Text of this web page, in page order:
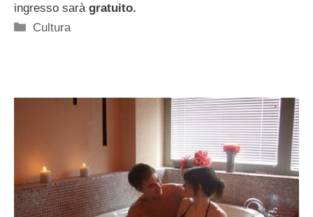
ingresso sarà gratuito.
Categorie
Cultura